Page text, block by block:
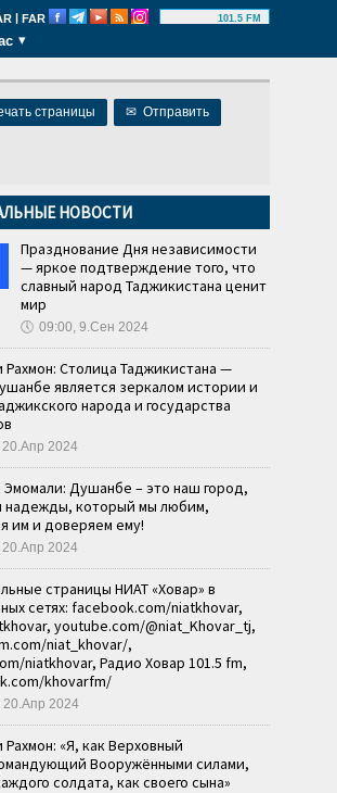
| FAR 101.5 FM
страницы ✉ Отправить
НОВОСТИ
Празднование Дня независимости
— яркое подтверждение того, что
славный народ Таджикистана ценит
мир
🕔 09:00, 9.Сен 2024
Рахмон: Столица Таджикистана —
является зеркалом истории и
народа и государства
20.Апр 2024
Эмомали: Душанбе – это наш город,
надежды, который мы любим,
им и доверяем ему!
20.Апр 2024
страницы НИАТ «Ховар» в
сетях: facebook.com/niatkhovar,
youtube.com/@niat_Khovar_tj,
niat_khovar/,
niatkhovar, Радио Ховар 101.5 fm,
khovarfm/
20.Апр 2024
«Я, как Верховный
Вооружёнными силами,
солдата, как своего сына»